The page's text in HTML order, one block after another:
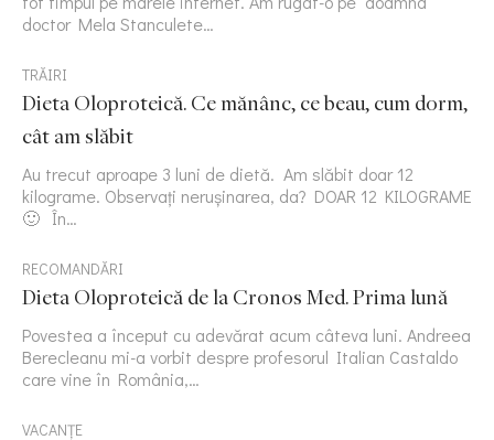
doctor Mela Stanculete…
TRĂIRI
Dieta Oloproteică. Ce mănânc, ce beau, cum dorm,
cât am slăbit
Au trecut aproape 3 luni de dietă. Am slăbit doar 12
kilograme. Observați nerușinarea, da? DOAR 12 KILOGRAME
🙂 În…
RECOMANDĂRI
Dieta Oloproteică de la Cronos Med. Prima lună
Povestea a început cu adevărat acum câteva luni. Andreea
Berecleanu mi-a vorbit despre profesorul Italian Castaldo
care vine în România,…
VACANȚE